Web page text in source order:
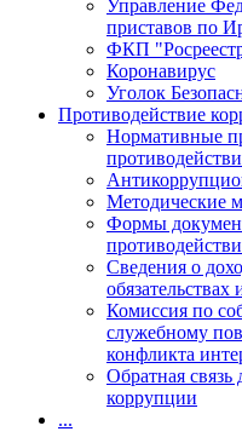
Управление
приставов по
ФКП
Коронавирус
Уголок
Противодействие
Нормативные
Методические
Формы
Сведения о
Комиссия по
служебному
конфликта
Обратная
коррупции
...